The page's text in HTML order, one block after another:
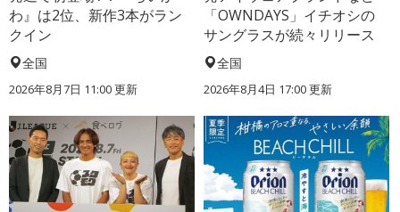
わ』は2位、新作3本がラン
クイン
全国
2026年8月7日 11:00更新
「OWNDAYS」イチオシの
サングラスが続々リリース
全国
2026年8月4日 17:00更新